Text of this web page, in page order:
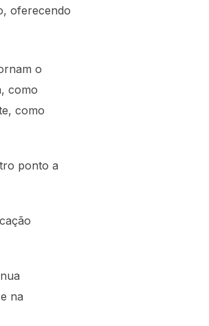
oferecendo
o
como
como
ponto a
na